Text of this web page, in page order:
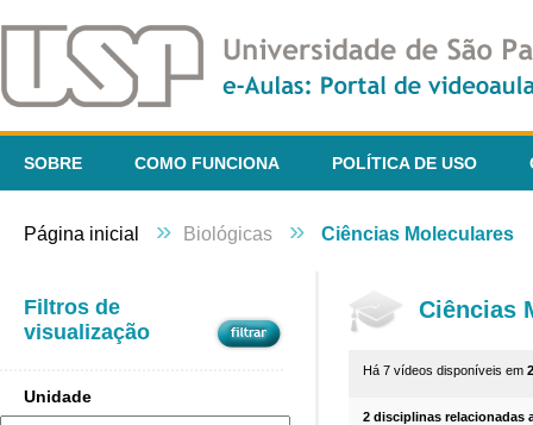
SOBRE COMO FUNCIONA POLÍTICA DE USO
Página inicial » Biológicas » Ciências Moleculares
Filtros de
visualização
Unidade
Ciências
Há 7 vídeos disponíveis em
2 disciplinas relacionadas